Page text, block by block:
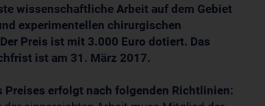
wissenschaftliche Arbeit auf dem Gebiet
experimentellen chirurgischen
Preis ist mit 3.000 Euro dotiert. Das
ist am 31. März 2017.
Preises erfolgt nach folgenden Richtlinien: